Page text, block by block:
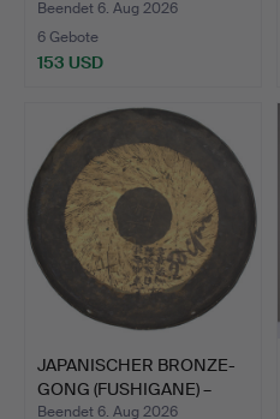
Beendet 6. Aug 2026
6 Gebote
153 USD
JAPANISCHER BRONZE-
GONG (FUSHIGANE) –
HAND…
Beendet 6. Aug 2026